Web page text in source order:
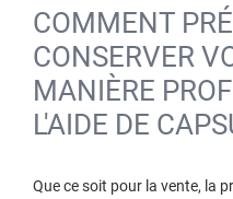
COMMENT
CONSERVER
MANIÈRE
L'AIDE DE
Que ce soit pour la vente, la